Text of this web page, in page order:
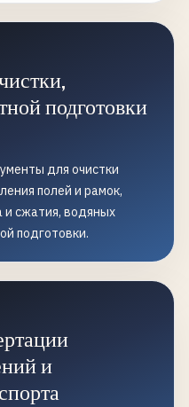
подготовки
для очистки
полей и рамок,
и сжатия, водяных
подготовки.
и